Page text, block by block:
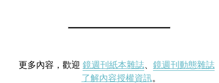
更多內容，歡迎 鏡週刊紙本雜誌、 鏡週刊動態雜誌
了解內容授權資訊。